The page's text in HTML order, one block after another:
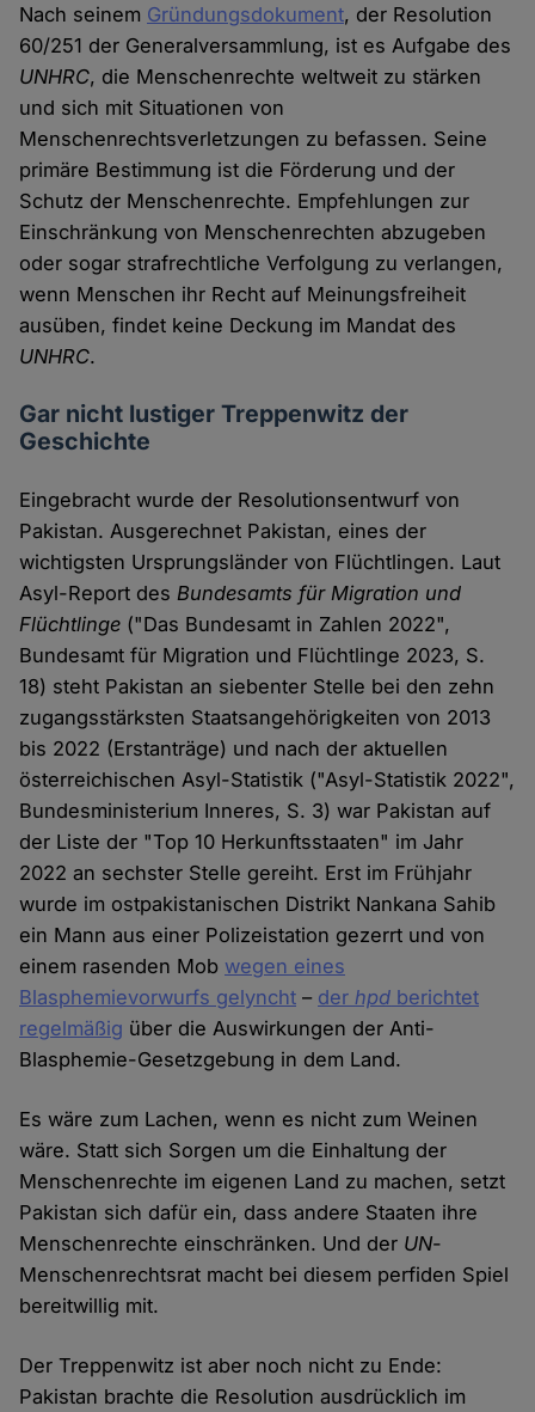
Nach seinem Gründungsdokument, der Resolution
60/251 der Generalversammlung, ist es Aufgabe des
UNHRC, die Menschenrechte weltweit zu stärken
und sich mit Situationen von
Menschenrechtsverletzungen zu befassen. Seine
primäre Bestimmung ist die Förderung und der
Schutz der Menschenrechte. Empfehlungen zur
Einschränkung von Menschenrechten abzugeben
oder sogar strafrechtliche Verfolgung zu verlangen,
wenn Menschen ihr Recht auf Meinungsfreiheit
ausüben, findet keine Deckung im Mandat des
UNHRC.
Gar nicht lustiger Treppenwitz der
Geschichte
Eingebracht wurde der Resolutionsentwurf von
Pakistan. Ausgerechnet Pakistan, eines der
wichtigsten Ursprungsländer von Flüchtlingen. Laut
Asyl-Report desBundesamts für Migration und
Flüchtlinge ("Das Bundesamt in Zahlen 2022",
Bundesamt für Migration und Flüchtlinge 2023, S.
18) steht Pakistan an siebenter Stelle bei den zehn
zugangsstärksten Staatsangehörigkeiten von 2013
bis 2022 (Erstanträge) und nach der aktuellen
österreichischen Asyl-Statistik ("Asyl-Statistik 2022",
Bundesministerium Inneres, S. 3) war Pakistan auf
der Liste der "Top 10 Herkunftsstaaten" im Jahr
2022 an sechster Stelle gereiht. Erst im Frühjahr
wurde im ostpakistanischen Distrikt Nankana Sahib
ein Mann aus einer Polizeistation gezerrt und von
einem rasenden Mob wegen eines
Blasphemievorwurfs gelyncht – derhpd berichtet
regelmäßig über die Auswirkungen der Anti-
Blasphemie-Gesetzgebung in dem Land.
Es wäre zum Lachen, wenn es nicht zum Weinen
wäre. Statt sich Sorgen um die Einhaltung der
Menschenrechte im eigenen Land zu machen, setzt
Pakistan sich dafür ein, dass andere Staaten ihre
Menschenrechte einschränken. Und der UN-
Menschenrechtsrat macht bei diesem perfiden Spiel
bereitwillig mit.
Der Treppenwitz ist aber noch nicht zu Ende:
Pakistan brachte die Resolution ausdrücklich im